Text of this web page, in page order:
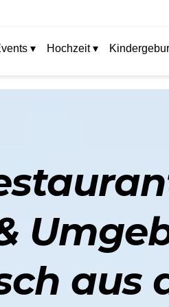
▾ Hochzeit ▾
aus